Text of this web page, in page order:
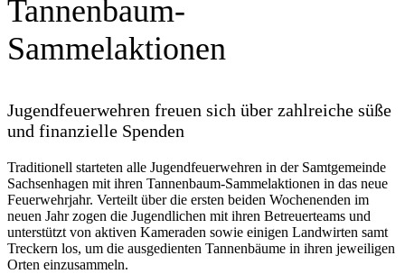
Tannenbaum-
Sammelaktionen
Jugendfeuerwehren freuen sich über zahlreiche süße
und finanzielle Spenden
Traditionell starteten alle Jugendfeuerwehren in der Samtgemeinde
Sachsenhagen mit ihren Tannenbaum-Sammelaktionen in das neue
Feuerwehrjahr. Verteilt über die ersten beiden Wochenenden im
neuen Jahr zogen die Jugendlichen mit ihren Betreuerteams und
unterstützt von aktiven Kameraden sowie einigen Landwirten samt
Treckern los, um die ausgedienten Tannenbäume in ihren jeweiligen
Orten einzusammeln.